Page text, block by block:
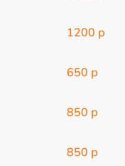
1200 р
650 р
850 р
850 р